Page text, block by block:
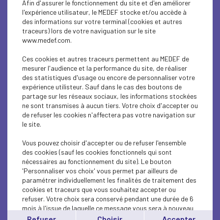
SUSTAINABLE DEVELOPMENT
SUSTAINABLE DEVELOPMENT
INTERNATIONAL - EUROPE
SUSTAINABLE DEVELOPMENT
SOCIAL
INTERNATIONAL - EUROPE
INTERNATIONAL - EUROPE
SUSTAINABLE DEVELOPMENT
ECONOMY
Afin d'assurer le fonctionnement du site et d'en améliorer
l'expérience utilisateur, le MEDEF stocke et/ou accède à
des informations sur votre terminal (cookies et autres
traceurs) lors de votre naviguation sur le site
www.medef.com.
Ces cookies et autres traceurs permettent au MEDEF de
mesurer l'audience et la performance du site, de réaliser
des statistiques d'usage ou encore de personnaliser votre
expérience utilisteur. Sauf dans le cas des boutons de
partage sur les réseaux sociaux, les informations stockées
ne sont transmises à aucun tiers. Votre choix d'accepter ou
de refuser les cookies n'affectera pas votre navigation sur
le site.
Vous pouvez choisir d'accepter ou de refuser l'ensemble
des cookies (sauf les cookies fonctionnels qui sont
nécessaires au fonctionnement du site). Le bouton
'Personnaliser vos choix' vous permet par ailleurs de
paramétrer individuellement les finalités de traitement des
cookies et traceurs que vous souhaitez accepter ou
refuser. Votre choix sera conservé pendant une durée de 6
mois à l'issue de laquelle ce message vous sera à nouveau
affiché..